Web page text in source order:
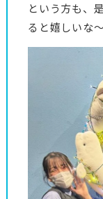
という方も、
ると嬉しいな